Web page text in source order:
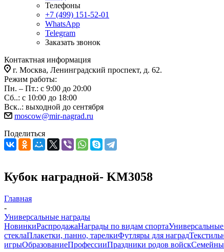
Телефоны
+7 (499) 151-52-01
WhatsApp
Telegram
Заказать звонок
Контактная информация
г. Москва, Ленинградский проспект, д. 62.
Режим работы:
Пн. – Пт.: с 9:00 до 20:00
Сб..: с 10:00 до 18:00
Вск..: выходной до сентября
moscow@mir-nagrad.ru
Поделиться
Кубок наградной- KM3058
Главная
-
Универсальные награды
НовинкиРаспродажаНаграды по видам спорта
стеклаПлакетки, панно, тарелкиФутляры для наград
игрыОбразованиеПрофессииПраздники родов войск